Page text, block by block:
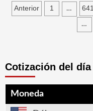
Paginación
Anterior 1 … 641
…
Cotización del día
Moneda